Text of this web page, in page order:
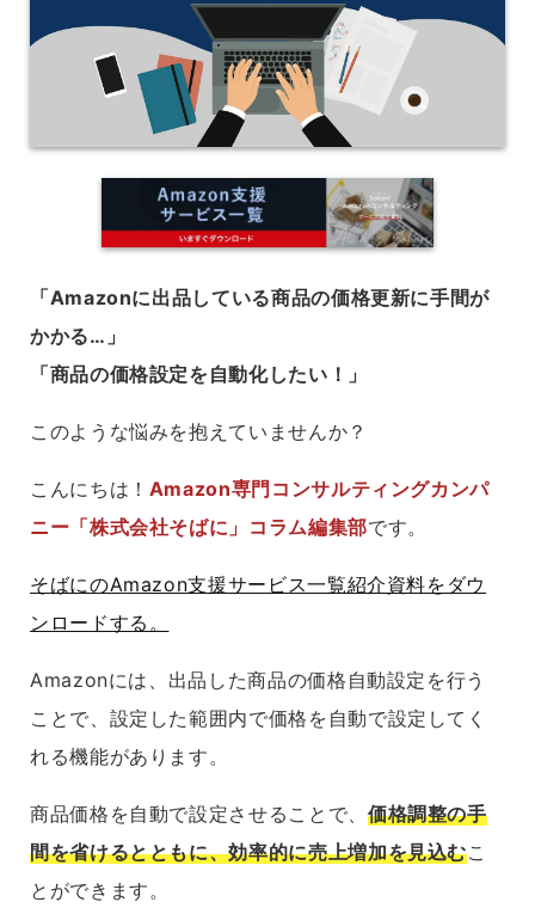
「Amazonに出品している商品の価格更新に手間が
かかる…」
「商品の価格設定を自動化したい！」
このような悩みを抱えていませんか？
こんにちは！ Amazon専門コンサルティングカンパ
ニー「株式会社そばに」コラム編集部です。
そばにのAmazon支援サービス一覧紹介資料をダウ
ンロードする。
Amazonには、出品した商品の価格自動設定を行う
ことで、設定した範囲内で価格を自動で設定してく
れる機能があります。
商品価格を自動で設定させることで、 価格調整の手
間を省けるとともに、効率的に売上増加を見込むこ
とができます。